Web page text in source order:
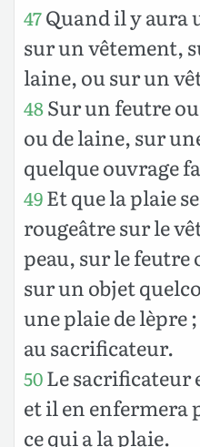
47Quand il y aura
sur un vêtement,
laine, ou sur un
48Sur un feutre
ou de laine, sur
quelque ouvrage
49Et que la plaie
rougeâtre sur le
peau, sur le feutre
sur un objet
une plaie de lèpre
au sacrificateur.
50Le sacrificateur
et il en enfermera
ce qui a la plaie.